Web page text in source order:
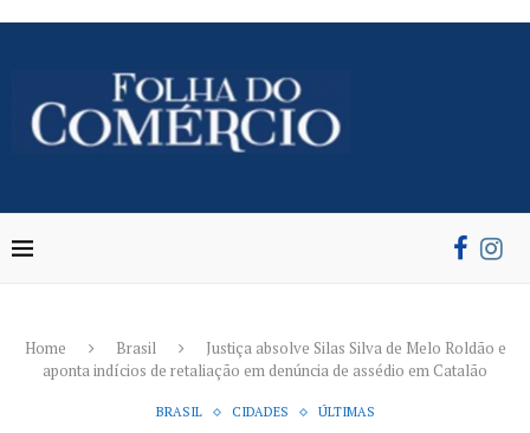
Home Brasil
Justiça absolve Silas Silva de Melo Roldão e
aponta indícios de retaliação em denúncia de assédio em Catalão
BRASIL CIDADES ÚLTIMAS